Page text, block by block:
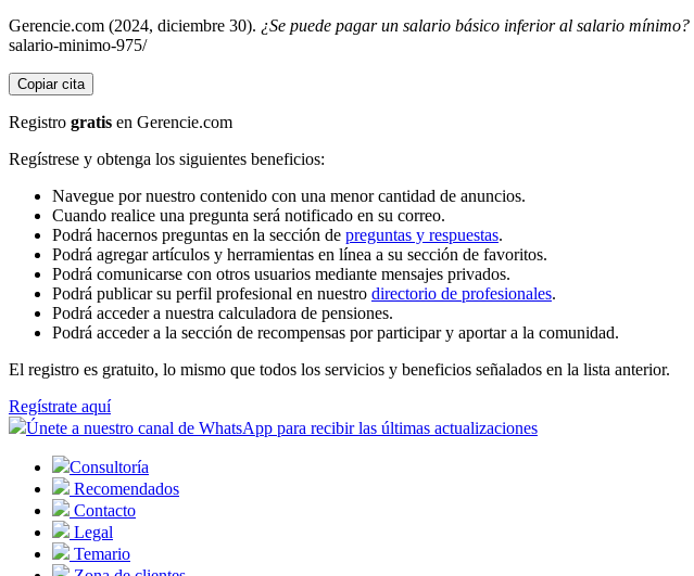
Gerencie.com (2024, diciembre 30). ¿Se puede pagar un salario básico inferior al salario mínimo?
salario-minimo-975/
Copiar cita
Registro gratis en Gerencie.com
Regístrese y obtenga los siguientes beneficios:
Navegue por nuestro contenido con una menor cantidad de anuncios.
Cuando realice una pregunta será notificado en su correo.
Podrá hacernos preguntas en la sección de preguntas y respuestas.
Podrá agregar artículos y herramientas en línea a su sección de favoritos.
Podrá comunicarse con otros usuarios mediante mensajes privados.
Podrá publicar su perfil profesional en nuestro directorio de profesionales.
Podrá acceder a nuestra calculadora de pensiones.
Podrá acceder a la sección de recompensas por participar y aportar a la comunidad.
El registro es gratuito, lo mismo que todos los servicios y beneficios señalados en la lista anterior.
Regístrate aquí
Únete a nuestro canal de WhatsApp para recibir las últimas actualizaciones
Consultoría
Recomendados
Contacto
Legal
Temario